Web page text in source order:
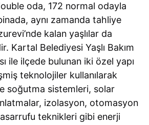
oda, 172 normal odayla
aynı zamanda tahliye
kalan yaşlılar da
Kartal Belediyesi Yaşlı Bakım
ile ilçede bulunan iki özel yapı
teknolojiler kullanılarak
soğutma sistemleri, solar
izolasyon, otomasyon
teknikleri gibi enerji